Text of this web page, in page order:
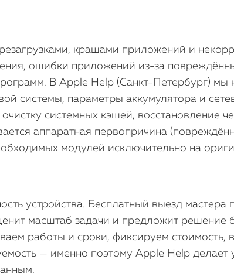
крашами приложений и
ошибки приложений из-за
В Apple Help (Санкт-Петербург) мы
системы, параметры аккумулятора и
системных кэшей, восстановление
аппаратная первопричина
модулей исключительно на
устройства. Бесплатный выезд мастера
масштаб задачи и предложит решение
работы и сроки, фиксируем стоимость,
— именно поэтому Apple Help делает